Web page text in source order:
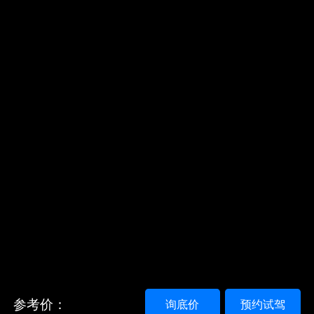
参考价： 预约试驾
询底价